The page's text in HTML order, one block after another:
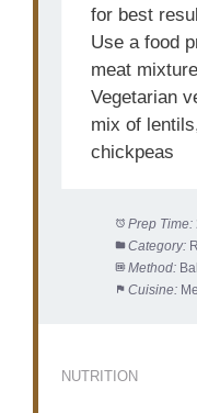
for best
Use a food
meat
Vegetarian
mix of
chickpeas
Prep Time:
Category:
Method:
Cuisine:
NUTRITION